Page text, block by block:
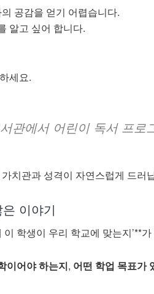
공감을 얻기 어렵습니다.
알고 싶어 합니다.
세요.
관에서 어린이 독서 프로
치관과 성격이 자연스럽게 드러
이야기
학생이 우리 학교에 맞는지’**
이어야 하는지, 어떤 학업 목표가